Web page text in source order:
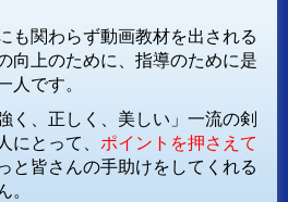
も関わらず動画教材を出される
向上のために、指導のために是
人です。
く、正しく、美しい」一流の剣
にとって、 ポイントを押さえて
と皆さんの手助けをしてくれる
。